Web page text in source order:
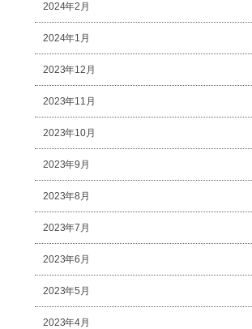
2024年2月
2024年1月
2023年12月
2023年11月
2023年10月
2023年9月
2023年8月
2023年7月
2023年6月
2023年5月
2023年4月